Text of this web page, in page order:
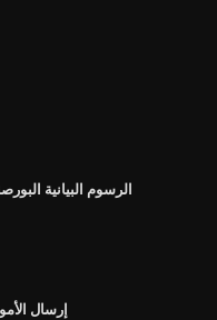
الرسوم البيانية
إرسال